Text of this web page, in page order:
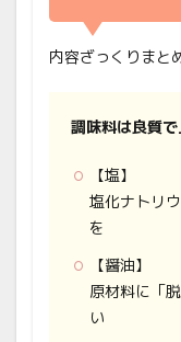
内容ざっくりまと
調味料は良質
【塩】
塩化ナトリ
を
【醤油】
原材料に「
い